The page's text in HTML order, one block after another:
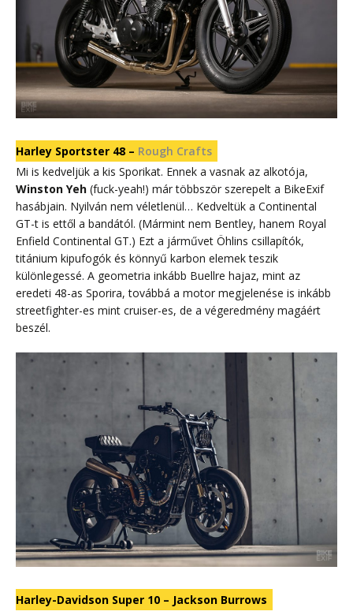
Harley Sportster 48 – Rough Crafts
Mi is kedveljük a kis Sporikat. Ennek a vasnak az alkotója,
Winston Yeh (fuck-yeah!) már többször szerepelt a BikeExif
hasábjain. Nyilván nem véletlenül… Kedveltük a Continental
GT-t is ettől a bandától. (Mármint nem Bentley, hanem Royal
Enfield Continental GT.) Ezt a járművet Öhlins csillapítók,
titánium kipufogók és könnyű karbon elemek teszik
különlegessé. A geometria inkább Buellre hajaz, mint az
eredeti 48-as Sporira, továbbá a motor megjelenése is inkább
streetfighter-es mint cruiser-es, de a végeredmény magáért
beszél.
Harley-Davidson Super 10 – Jackson Burrows